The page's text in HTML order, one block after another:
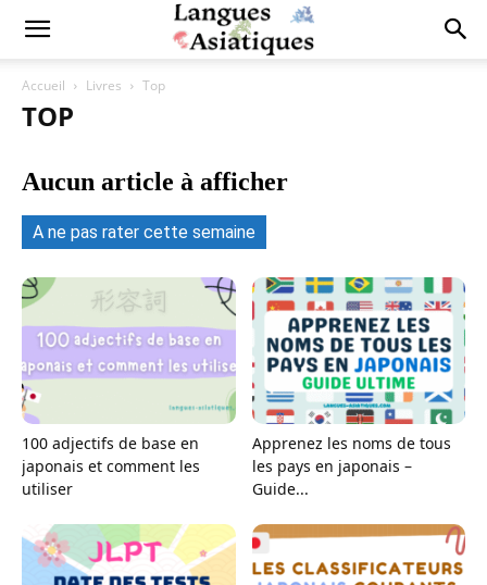
Accueil Livres Top
TOP
Aucun article à afficher
A ne pas rater cette semaine
100 adjectifs de base en
japonais et comment les
utiliser
Apprenez les noms de tous
les pays en japonais –
Guide...